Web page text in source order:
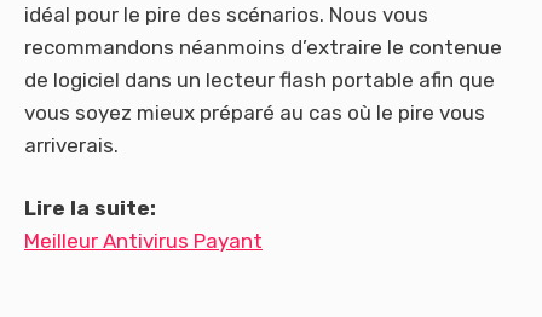
idéal pour le pire des scénarios. Nous vous
recommandons néanmoins d’extraire le contenue
de logiciel dans un lecteur flash portable afin que
vous soyez mieux préparé au cas où le pire vous
arriverais.
Lire la suite:
Meilleur Antivirus Payant